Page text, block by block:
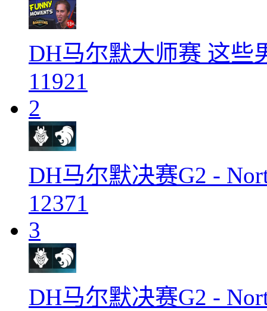
DH马尔默大师赛 这些
11921
2
DH马尔默决赛G2 -
12371
3
DH马尔默决赛G2 -